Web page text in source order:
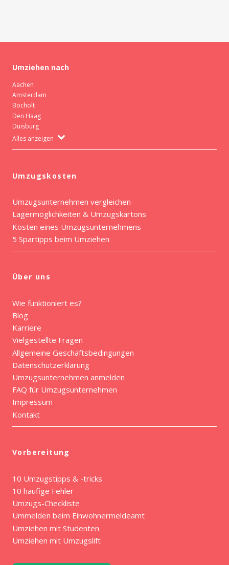
Umziehen nach
Aachen
Amsterdam
Bocholt
Den Haag
Duisburg
Alles anzeigen
Umzugskosten
Umzugsunternehmen vergleichen
Lagermöglichkeiten & Umzugskartons
Kosten eines Umzugsunternehmens
5 Spartipps beim Umziehen
Über uns
Wie funktioniert es?
Blog
Karriere
Vielgestellte Fragen
Allgemeine Geschäftsbedingungen
Datenschutzerklärung
Umzugsunternehmen anmelden
FAQ für Umzugsunternehmen
Impressum
Kontakt
Vorbereitung
10 Umzugstipps & -tricks
10 häufige Fehler
Umzugs-Checkliste
Ummelden beim Einwohnermeldeamt
Umziehen mit Studenten
Umziehen mit Umzugslift